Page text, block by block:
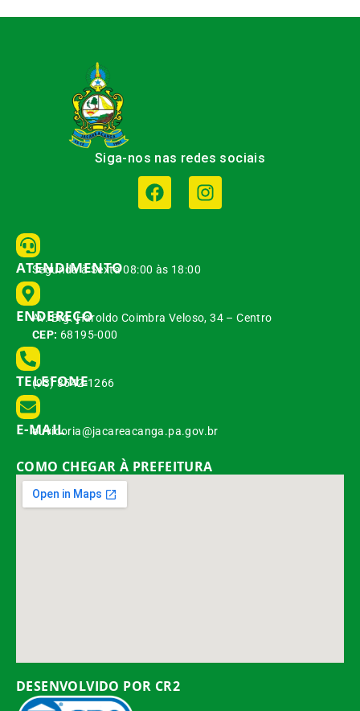
Siga-nos nas redes sociais
ATENDIMENTO
Segunda à Sexta 08:00 às 18:00
ENDEREÇO
Av. Brg. Haroldo Coimbra Veloso, 34 – Centro
CEP: 68195-000
TELEFONE
(93) 3542-1266
E-MAIL
ouvidoria@jacareacanga.pa.gov.br
COMO CHEGAR À PREFEITURA
DESENVOLVIDO POR CR2